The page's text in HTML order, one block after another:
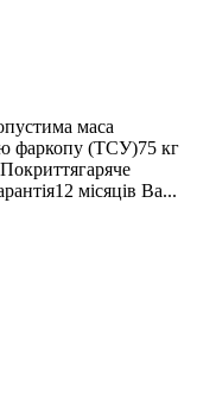
маса
фаркопу (ТСУ)75 кг
місяців Ва...